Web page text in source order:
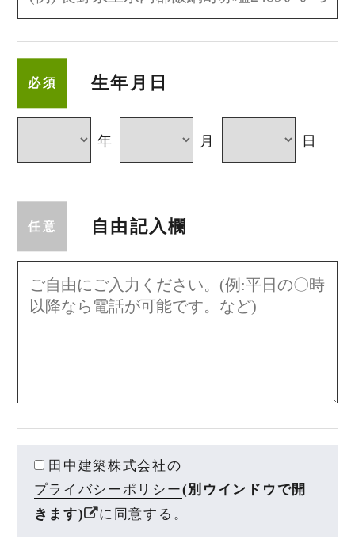
必須 生年月日
年 月 日
任意 自由記入欄
田中建築株式会社の
プライバシーポリシー(別ウインドウで開
きます)
に同意する。